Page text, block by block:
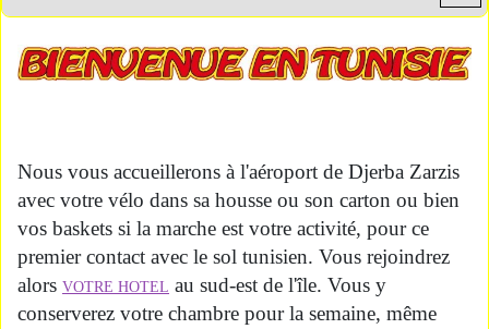
Nous vous accueillerons à l'aéroport de Djerba Zarzis
avec votre vélo dans sa housse ou son carton ou bien
vos baskets si la marche est votre activité, pour ce
premier contact avec le sol tunisien. Vous rejoindrez
alors VOTRE HOTEL au sud-est de l'île. Vous y
conserverez votre chambre pour la semaine, même